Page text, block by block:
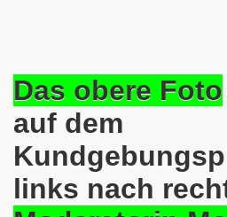
Das obere Foto
auf dem
links nach
jeweils am 01.09.1991
Todzy hat acht Kinder -
Gelsenkirchen-Buer mit der